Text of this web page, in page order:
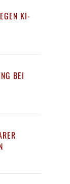
KI-
BEI